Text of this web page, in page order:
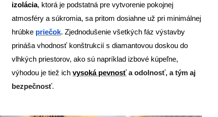
izolácia, ktorá je podstatná pre vytvorenie pokojnej
atmosféry a súkromia, sa pritom dosiahne už pri minimálnej
hrúbke priečok. Zjednodušenie všetkých fáz výstavby
prináša vhodnosť konštrukcií s diamantovou doskou do
vlhkých priestorov, ako sú napríklad izbové kúpeľne,
výhodou je tiež ich vysoká pevnosťa odolnosť, a tým aj
bezpečnosť.